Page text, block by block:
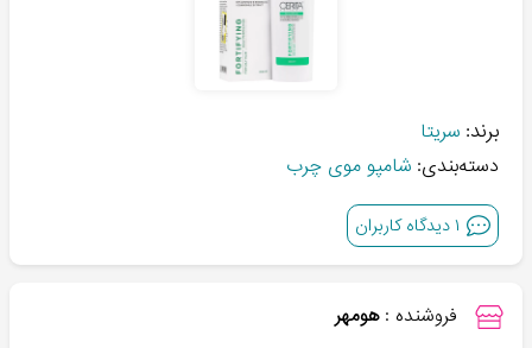
برند: سریتا
دسته‌بندی: شامپو موی چرب
۱دیدگاه کاربران
فروشنده : هومهر